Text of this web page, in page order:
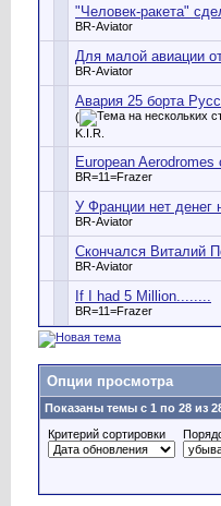
"Человек-ракета"
BR-Aviator
Для малой авиации
BR-Aviator
Авария 25 борта
(
K.I.R.
European
BR=11=Frazer
У Франции нет денег
BR-Aviator
Скончался Виталий
BR-Aviator
If I had 5 Million........
BR=11=Frazer
Опции просмотра
Показаны темы с 1 по 28 из
Критерий сортировки